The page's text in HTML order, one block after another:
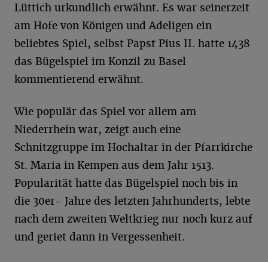
Lüttich urkundlich erwähnt. Es war seinerzeit
am Hofe von Königen und Adeligen ein
beliebtes Spiel, selbst Papst Pius II. hatte 1438
das Bügelspiel im Konzil zu Basel
kommentierend erwähnt.
Wie populär das Spiel vor allem am
Niederrhein war, zeigt auch eine
Schnitzgruppe im Hochaltar in der Pfarrkirche
St. Maria in Kempen aus dem Jahr 1513.
Popularität hatte das Bügelspiel noch bis in
die 30er- Jahre des letzten Jahrhunderts, lebte
nach dem zweiten Weltkrieg nur noch kurz auf
und geriet dann in Vergessenheit.